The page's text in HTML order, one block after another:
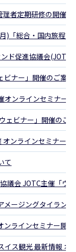
者定期研修の開催に
)「総合・国内旅程管
ド促進協議会
ナー」開催のご案内
オンラインセミナー
ェビナー」開催のご
ンラインセミナーの
て
議会 JOTC主催「ウ
メージングタイラン
ンラインセミナー開
イス観光 最新情報 オ